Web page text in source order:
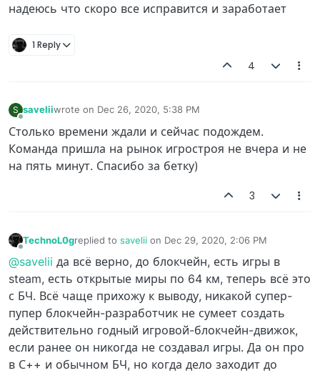
надеюсь что скоро все исправится и заработает
1 Reply
4
S saveliiwrote on Dec 26, 2020, 5:38 PM
last edited by
Столько времени ждали и сейчас подождем.
Команда пришла на рынок игростроя не вчера и не
на пять минут. Спасибо за бетку)
3
TechnoL0greplied to savelii on Dec 29, 2020, 2:06 PM
last edited by
@savelii да всё верно, до блокчейн, есть игры в
steam, есть открытые миры по 64 км, теперь всё это
с БЧ. Всё чаще прихожу к выводу, никакой супер-
пупер блокчейн-разработчик не сумеет создать
действительно годный игровой-блокчейн-движок,
если ранее он никогда не создавал игры. Да он про
в С++ и обычном БЧ, но когда дело заходит до